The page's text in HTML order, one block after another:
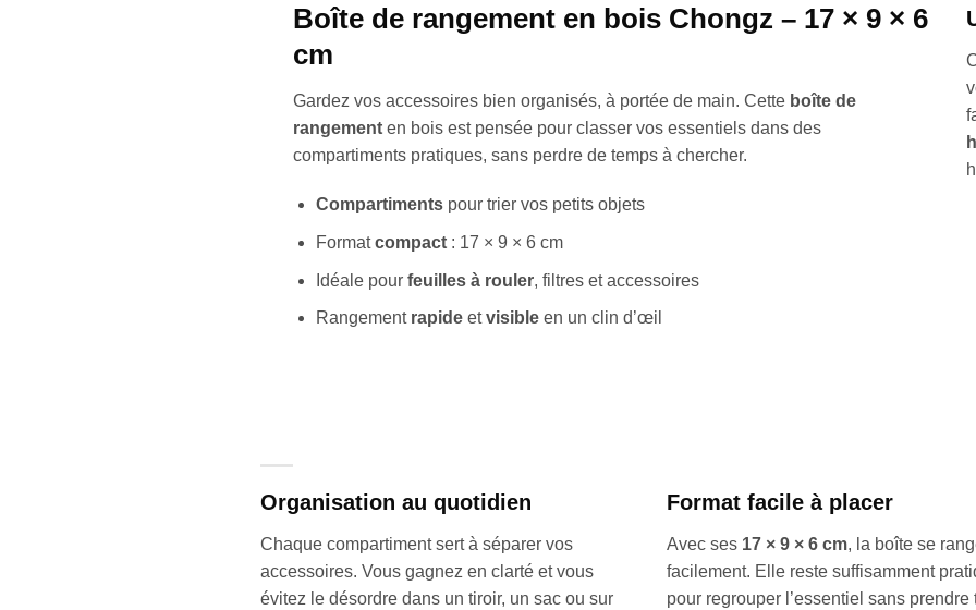
Boîte de rangement en bois Chongz – 17 × 9 × 6
cm
Gardez vos accessoires bien organisés, à portée de main. Cette boîte de
rangement en bois est pensée pour classer vos essentiels dans des
compartiments pratiques, sans perdre de temps à chercher.
Compartimentspour trier vos petits objets
Formatcompact: 17 × 9 × 6 cm
Idéale pour feuilles à rouler, filtres et accessoires
Rangement rapideetvisibleen un clin d’œil
Organisation au quotidien
Chaque compartiment sert à séparer vos
accessoires. Vous gagnez en clarté et vous
évitez le désordre dans un tiroir, un sac ou sur
Format facile à placer
Avec ses 17 × 9 × 6 cm, la boîte se
facilement. Elle reste suffisamment
pour regrouper l’essentiel sans prendre